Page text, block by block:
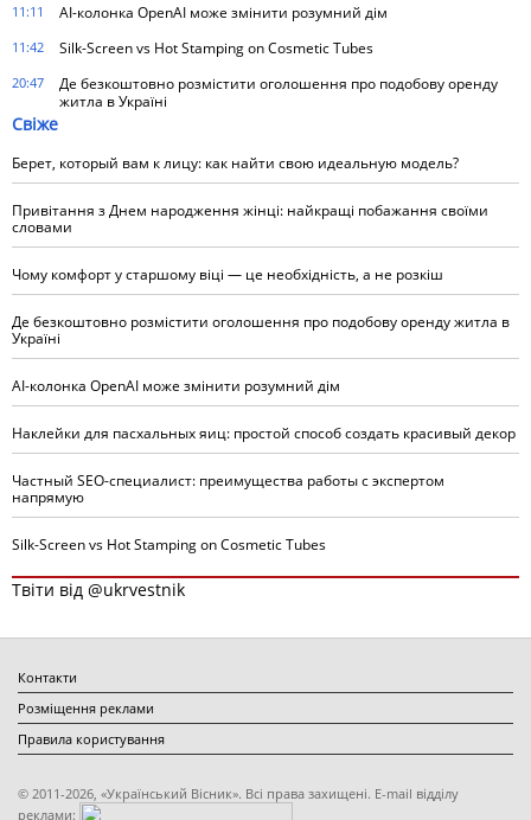
11:11 AI-колонка OpenAI може змінити розумний дім
11:42 Silk-Screen vs Hot Stamping on Cosmetic Tubes
20:47
Де безкоштовно розмістити оголошення про подобову оренду
житла в Україні
Свіже
Берет, который вам к лицу: как найти свою идеальную модель?
Привітання з Днем народження жінці: найкращі побажання своїми
словами
Чому комфорт у старшому віці — це необхідність, а не розкіш
Де безкоштовно розмістити оголошення про подобову оренду житла в
Україні
AI-колонка OpenAI може змінити розумний дім
Наклейки для пасхальных яиц: простой способ создать красивый декор
Частный SEO-специалист: преимущества работы с экспертом
напрямую
Silk-Screen vs Hot Stamping on Cosmetic Tubes
Твіти від @ukrvestnik
Контакти
Розміщення реклами
Правила користування
© 2011-2026, «Український Вісник». Всі права захищені. E-mail відділу
реклами: